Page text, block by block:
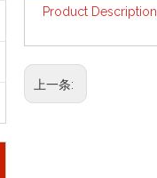
Product Description
上一条: